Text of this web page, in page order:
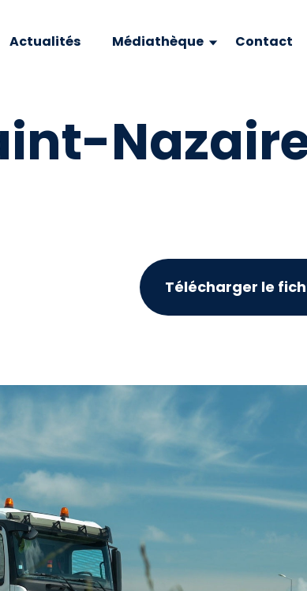
Actualités Médiathèque Contact
Télécharger le